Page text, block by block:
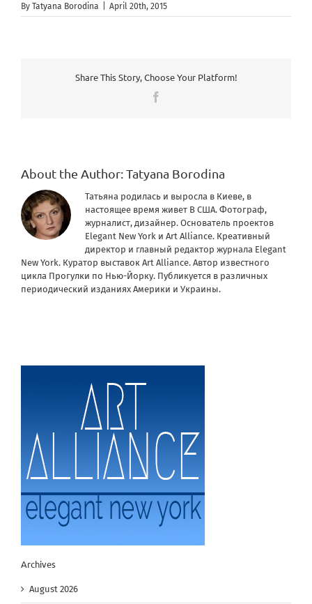
By Tatyana Borodina April 20th, 2015
Share This Story, Choose Your Platform!
About the Author:Tatyana Borodina
Татьяна родилась и выросла в Киеве, в
настоящее время живет В США. Фотограф,
журналист, дизайнер. Основатель проектов
Elegant New York и Art Alliance. Креативный
директор и главный редактор журнала Elegant
New York. Куратор выставок Art Alliance. Автор известного
цикла Прогулки по Нью-Йорку. Публикуется в различных
периодический изданиях Америки и Украины.
Archives
August 2026